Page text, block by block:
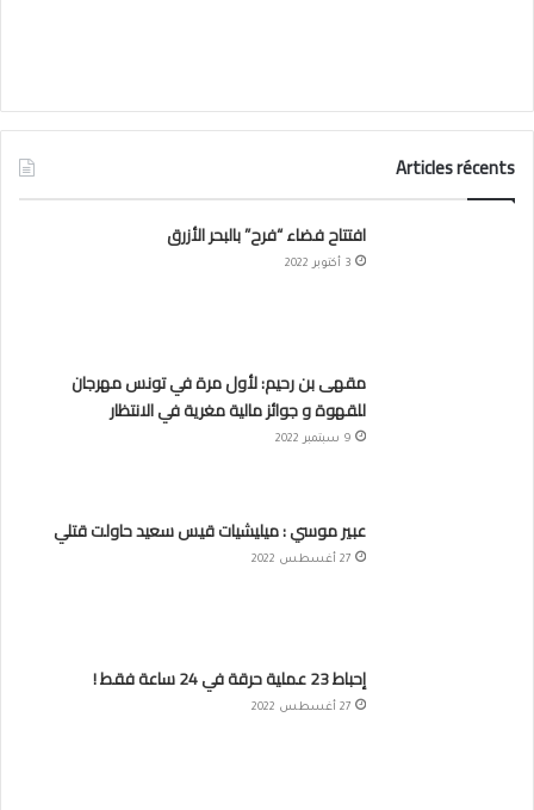
Articles récents
افتتاح فضاء “فرح” بالبحر الأزرق
3 أكتوبر 2022
مقهى بن رحيم: لأول مرة في تونس مهرجان
للقهوة و جوائز مالية مغرية في الانتظار
9 سبتمبر 2022
عبير موسي : ميليشيات قيس سعيد حاولت قتلي
27 أغسطس 2022
إحباط 23 عملية حرقة في 24 ساعة فقط !
27 أغسطس 2022